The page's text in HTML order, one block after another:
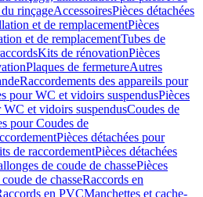
rinçageAccessoiresPièces détachées
et de remplacementPièces
et de remplacementTubes de
Kits de rénovationPièces
Plaques de fermetureAutres
Raccordements des appareils pour
pour WC et vidoirs suspendusPièces
WC et vidoirs suspendusCoudes de
pour Coudes de
Pièces détachées pour
de raccordementPièces détachées
de coude de chassePièces
de chasseRaccords en
en PVCManchettes et cache-